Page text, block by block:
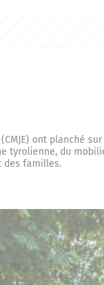
ont planché
tyrolienne, du
des familles.